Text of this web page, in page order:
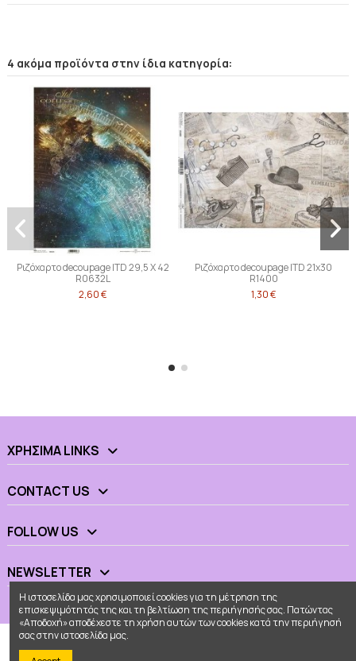
4 ακόμα προϊόντα στην ίδια κατηγορία:
Ριζόχαρτο decoupage ITD 29,5 X 42
R0632L
2,60 €
Ριζόχαρτο decoupage ITD 21x30
R1400
1,30 €
ΧΡΉΣΙΜΑ LINKS
CONTACT US
FOLLOW US
NEWSLETTER
Η ιστοσελίδα μας χρησιμοποιεί cookies για τη μέτρηση της
επισκεψιμότητάς της και τη βελτίωση της περιήγησής σας. Πατώντας
«Αποδοχή» αποδέχεστε τη χρήση αυτών των cookies κατά την περιήγησή
σας στην ιστοσελίδα μας.